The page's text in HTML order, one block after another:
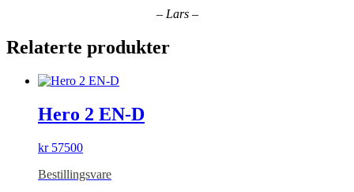
– Lars –
Relaterte produkter
Hero 2 EN-D
kr57500
Bestillingsvare